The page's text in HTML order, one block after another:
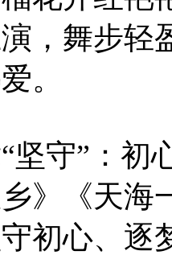
，舞步轻
。
守”：初
》《天海
初心、逐